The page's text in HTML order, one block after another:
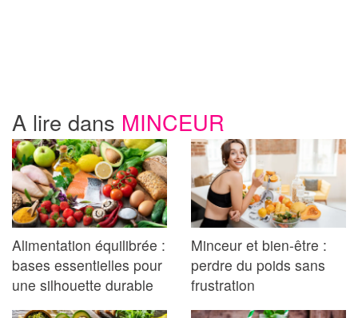
A lire dans MINCEUR
Alimentation équilibrée :
bases essentielles pour
une silhouette durable
Minceur et bien-être :
perdre du poids sans
frustration